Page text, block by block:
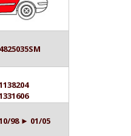
4825035SM
98 ► 01/05